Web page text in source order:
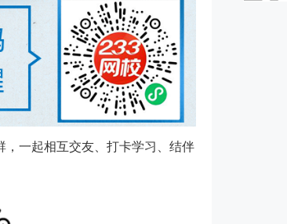
，一起相互交友、打卡学习、结伴